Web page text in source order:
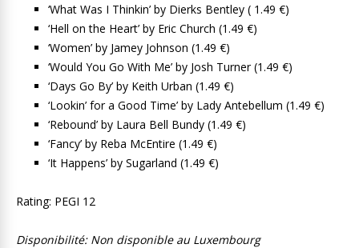
‘What Was I Thinkin’ by Dierks Bentley ( 1.49 €)
‘Hell on the Heart’ by Eric Church (1.49 €)
‘Women’ by Jamey Johnson (1.49 €)
‘Would You Go With Me’ by Josh Turner (1.49 €)
‘Days Go By’ by Keith Urban (1.49 €)
‘Lookin’ for a Good Time’ by Lady Antebellum (1.49 €)
‘Rebound’ by Laura Bell Bundy (1.49 €)
‘Fancy’ by Reba McEntire (1.49 €)
‘It Happens’ by Sugarland (1.49 €)
Rating: PEGI 12
Disponibilité: Non disponible au Luxembourg